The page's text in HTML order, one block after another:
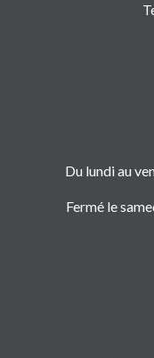
Du lundi au
Fermé le